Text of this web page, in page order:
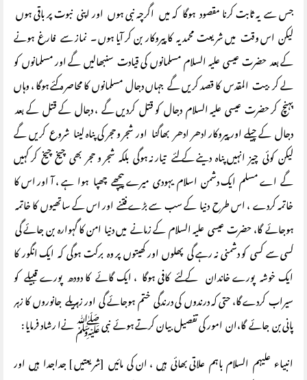
جس سے یہ ثابت کرنا مقصود ہوگا کہ میں اگرچہ نبی ہوں اور اپنی نبوت پر باقی ہوں
لیکن اس وقت میں شریعت محمدیہ کا پیروکار بن کر آیا ہوں ۔ نماز سے فارغ ہونے
کے بعد حضرت عیسی علیہ السلام مسلمانوں کی قیادت سنبھالیں گے اور مسلمانوں کو
لے کر بیت المقدس کا قصد کریں گے جہاں دجال مسلمانوں کا محاصر ہ کئے ہوگا ، وہاں
پہنچ کر حضرت عیسی علیہ السلام دجال کو قتل کردیں گے ، دجال کے قتل کے بعد
دجال کے چیلے اور پیروکار ادھر ادھر بھاگنا اور شجر وحجر کی پناہ لینا شروع کریں گے
لیکن کوئی چیز انہیں پناہ دینے کے لئے تیار نہ ہوگی بلکہ شجر و حجر بھی چیخ چیخ کر کہیں
گے اے مسلم ایک دشمن اسلام یہودی میرے پیچھے چھپا ہوا ہے ، آ اور اس کا
خاتمہ کردے ، اس طرح دنیا کے سب سے بڑے فتنے اور اس کے ساتھیوں کا خاتمہ
ہوجائے گا، حضرت عیسی علیہ السلام کے زمانے میں دنیا امن کا گہوارہ بن جائے گی
کسی سے کسی کو دشمنی نہ رہے گی پھلوں اور کھیتوں پر وہ برکت ہوگی کہ ایک انگور کا
ایک خوشہ پورے خاندان کے لئے کافی ہوگا ، ایک گائے کا دودھ پورے قبیلے کو
سیراب کردے گا، حتی کہ درندوں کی درندگی ختم ہوجائے گی اور زہریلے جانوروں کا زہر
پانی بن جائے گا،ان امور کی تفصیل بیان کرتے ہوئے نبی ﷺ نےا رشاد فرمایا :
انبیاء علیہم السلام باہم علاتی بھائی ہیں ، ان کی مائیں [شریعتیں ] جداجدا ہیں اور